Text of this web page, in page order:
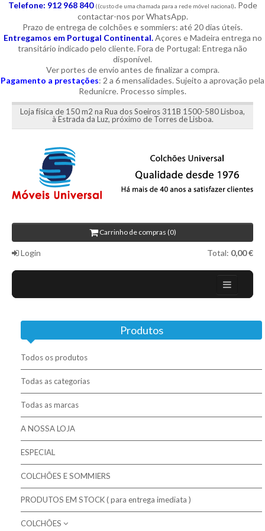
Telefone: 912 968 840 ((custo de uma chamada para a rede móvel nacional). Pode
contactar-nos por WhatsApp.
Prazo de entrega de colchões e sommiers: até 20 dias úteis.
Entregamos em Portugal Continental.Açores e Madeira entrega no
transitário indicado pelo cliente. Fora de Portugal: Entrega não
disponível.
Ver portes de envio antes de finalizar a compra.
Pagamento a prestações: 2 a 6 mensalidades. Sujeito a aprovação pela
Redunicre. Processo simples.
Loja física de 150 m2 na Rua dos Soeiros 311B 1500-580 Lisboa,
à Estrada da Luz, próximo de Torres de Lisboa.
Carrinho de compras (0)
Login Total: 0,00 €
Campanhas
Mobiliário Moderno
Contactos
Colchões / Matelas / Mattesses
Bases / Sommiers
Cabeceiras
Complementos para descanso
Produtos
Todos os produtos
Todas as categorias
Todas as marcas
A NOSSA LOJA
ESPECIAL
COLCHÕES E SOMMIERS
PRODUTOS EM STOCK ( para entrega imediata )
COLCHÕES